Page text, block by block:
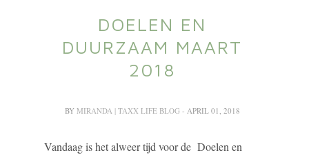
DOELEN EN
DUURZAAM MAART
2018
BY MIRANDA | TAXX LIFE BLOG - APRIL 01, 2018
Vandaag is het alweer tijd voor de Doelen en